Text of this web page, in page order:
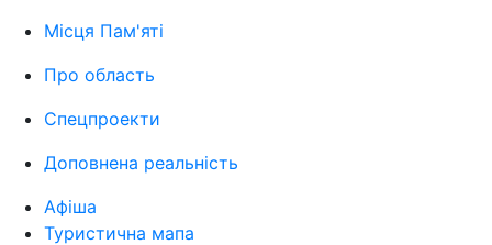
Місця Пам'яті
Про область
Спецпроекти
Доповнена реальність
Афіша
Туристична мапа